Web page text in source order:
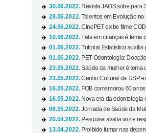
30.06.2022. Revista JAOS sobe para
28.06.2022.Talentos em Evolução no
24.06.2022.CinePET exibe filme
10.06.2022. Fala em crianças é tema
01.06.2022.Tutorial Estatístico auxilia
01.06.2022. PET Odontologia:
23.05.2022.Saúde da mulher é tema
23.05.2022.Centro Cultural da USP
16.05.2022. FOB comemorou 60
16.05.2022. Nova era da odontologia
06.05.2022.Jornada de Saúde da
20.04.2022. Pesquisa avalia voz e
13.04.2022. Proibido fumar nas